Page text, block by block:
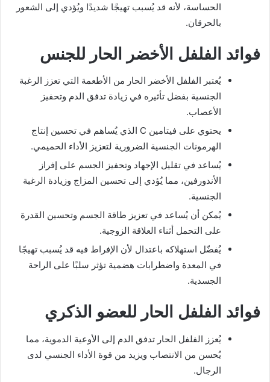
الحساسة، لأنه قد يُسبب تهيجًا شديدًا ويُؤدي إلى الشعور
بالحرقان.
فوائد الفلفل الأخضر الحار للجنس
يُعتبر الفلفل الأخضر الحار من الأطعمة التي تعزز الرغبة
الجنسية بفضل تأثيره في زيادة تدفق الدم وتحفيز
الأعصاب.
يحتوي على فيتامين C الذي يُساهم في تحسين إنتاج
الهرمونات الجنسية الضرورية لتعزيز الأداء الحميمي.
يُساعد في تقليل الإجهاد وتحفيز الجسم على إفراز
الأندورفين، مما يُؤدي إلى تحسين المزاج وزيادة الرغبة
الجنسية.
يُمكن أن يُساعد في تعزيز طاقة الجسم وتحسين القدرة
على التحمل أثناء العلاقة الزوجية.
يُفضّل استهلاكه باعتدال لأن الإفراط فيه قد يُسبب تهيجًا
في المعدة واضطرابات هضمية تؤثر سلبًا على الراحة
الجسدية.
فوائد الفلفل الحار للعضو الذكري
يُعزز الفلفل الحار تدفق الدم إلى الأوعية الدموية، مما
يُحسن من الانتصاب ويزيد من قوة الأداء الجنسي لدى
الرجال.